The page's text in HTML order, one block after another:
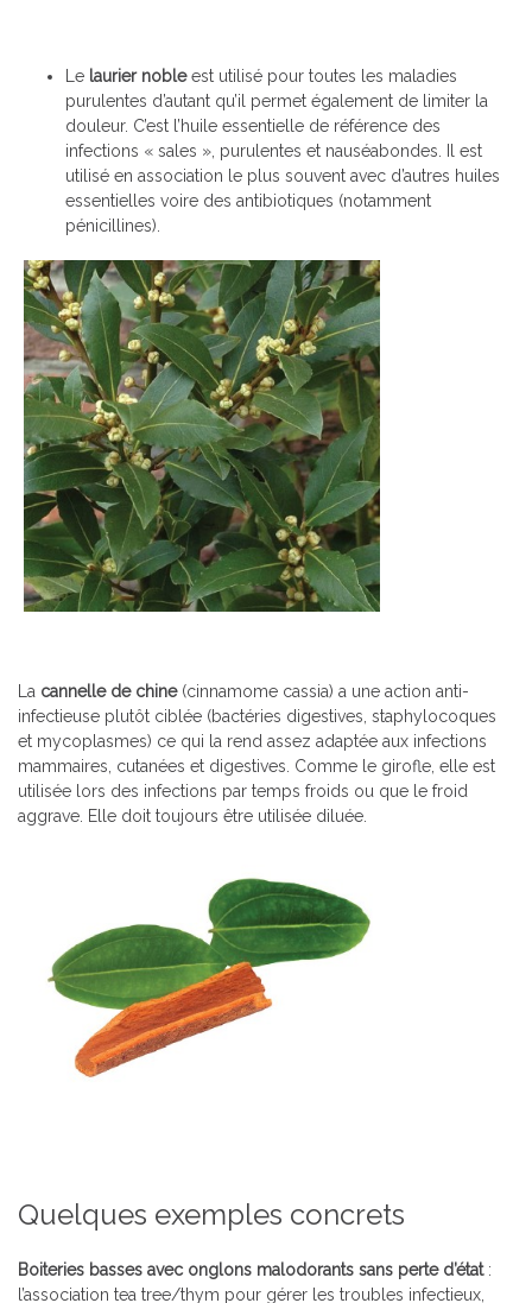
Le laurier nobleest utilisé pour toutes les maladies
purulentes d’autant qu’il permet également de limiter la
douleur. C’est l’huile essentielle de référence des
infections « sales », purulentes et nauséabondes. Il est
utilisé en association le plus souvent avec d’autres huiles
essentielles voire des antibiotiques (notamment
pénicillines).
La cannelle de chine(cinnamome cassia) a une action anti-
infectieuse plutôt ciblée (bactéries digestives, staphylocoques
et mycoplasmes) ce qui la rend assez adaptée aux infections
mammaires, cutanées et digestives. Comme le girofle, elle est
utilisée lors des infections par temps froids ou que le froid
aggrave. Elle doit toujours être utilisée diluée.
Quelques exemples concrets
Boiteries basses avec onglons malodorants sans perte d’état:
l’association tea tree/thym pour gérer les troubles infectieux,